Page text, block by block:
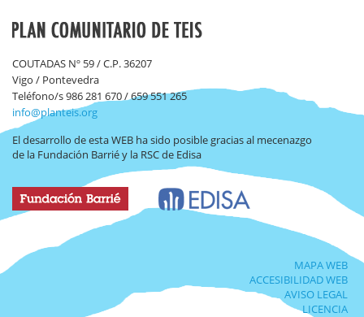
COUTADAS Nº 59 / C.P. 36207
Vigo / Pontevedra
Teléfono/s 986 281 670 / 659 551 265
info@planteis.org
El desarrollo de esta WEB ha sido posible gracias al mecenazgo
de la Fundación Barrié y la RSC de Edisa
MAPA WEB
ACCESIBILIDAD WEB
AVISO LEGAL
LICENCIA